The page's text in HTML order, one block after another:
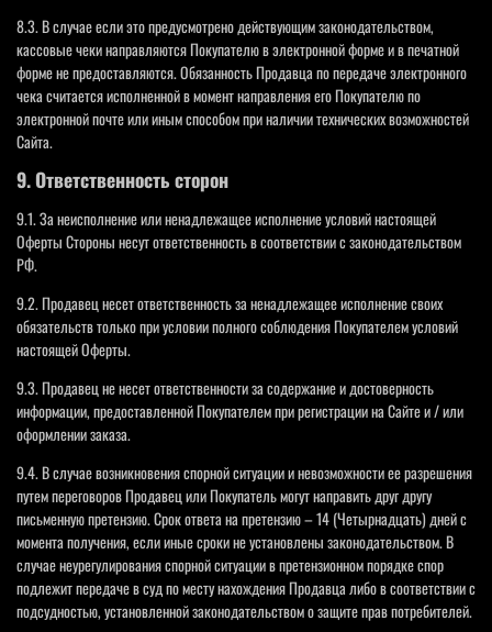
8.3. В случае если это предусмотрено действующим законодательством,
кассовые чеки направляются Покупателю в электронной форме и в печатной
форме не предоставляются. Обязанность Продавца по передаче электронного
чека считается исполненной в момент направления его Покупателю по
электронной почте или иным способом при наличии технических возможностей
Сайта.
9. Ответственность сторон
9.1. За неисполнение или ненадлежащее исполнение условий настоящей
Оферты Стороны несут ответственность в соответствии с законодательством
РФ.
9.2. Продавец несет ответственность за ненадлежащее исполнение своих
обязательств только при условии полного соблюдения Покупателем условий
настоящей Оферты.
9.3. Продавец не несет ответственности за содержание и достоверность
информации, предоставленной Покупателем при регистрации на Сайте и / или
оформлении заказа.
9.4. В случае возникновения спорной ситуации и невозможности ее разрешения
путем переговоров Продавец или Покупатель могут направить друг другу
письменную претензию. Срок ответа на претензию – 14 (Четырнадцать) дней с
момента получения, если иные сроки не установлены законодательством. В
случае неурегулирования спорной ситуации в претензионном порядке спор
подлежит передаче в суд по месту нахождения Продавца либо в соответствии с
подсудностью, установленной законодательством о защите прав потребителей.